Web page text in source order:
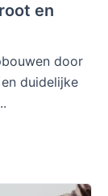
en
door
duidelijke